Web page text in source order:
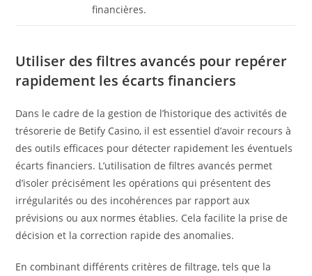
financières.
Utiliser des filtres avancés pour repérer
rapidement les écarts financiers
Dans le cadre de la gestion de l’historique des activités de
trésorerie de Betify Casino, il est essentiel d’avoir recours à
des outils efficaces pour détecter rapidement les éventuels
écarts financiers. L’utilisation de filtres avancés permet
d’isoler précisément les opérations qui présentent des
irrégularités ou des incohérences par rapport aux
prévisions ou aux normes établies. Cela facilite la prise de
décision et la correction rapide des anomalies.
En combinant différents critères de filtrage, tels que la